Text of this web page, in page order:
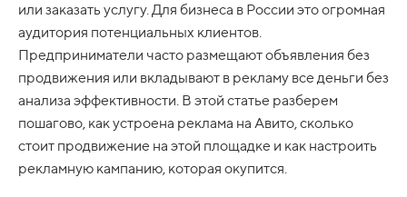
или заказать услугу. Для бизнеса в России это огромная
аудитория потенциальных клиентов.
Предприниматели часто размещают объявления без
продвижения или вкладывают в рекламу все деньги без
анализа эффективности. В этой статье разберем
пошагово, как устроена реклама на Авито, сколько
стоит продвижение на этой площадке и как настроить
рекламную кампанию, которая окупится.